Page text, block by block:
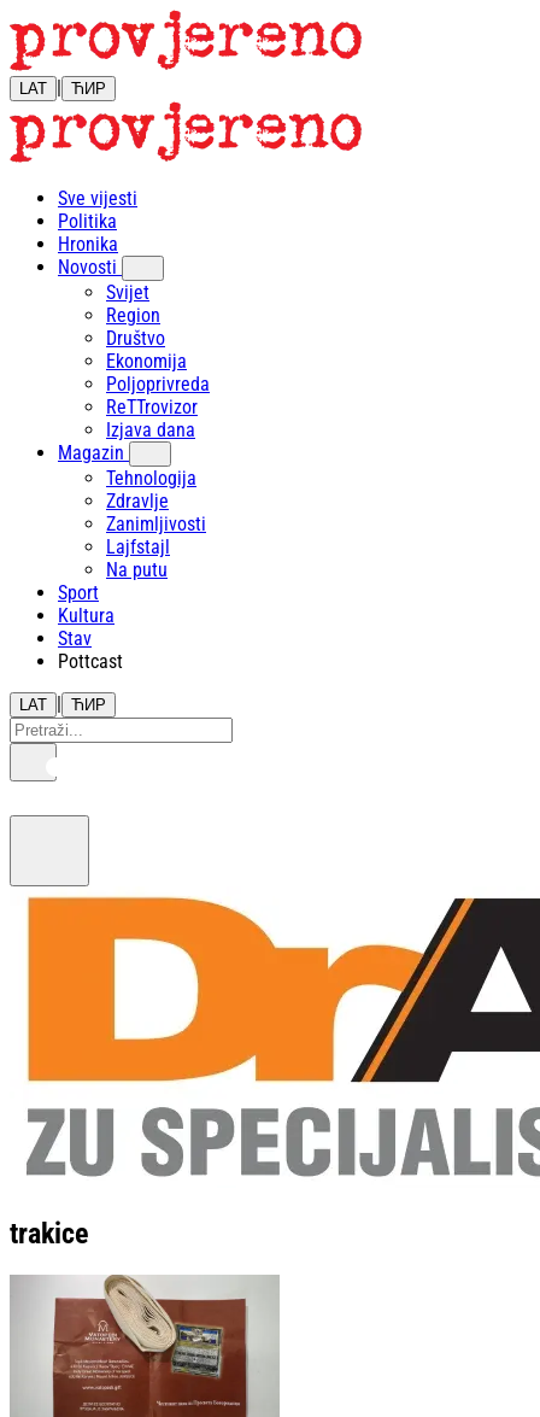
LAT | ЋИР
Sve vijesti
Politika
Hronika
Novosti
Svijet
Region
Društvo
Ekonomija
Poljoprivreda
ReTTrovizor
Izjava dana
Magazin
Tehnologija
Zdravlje
Zanimljivosti
Lajfstajl
Na putu
Sport
Kultura
Stav
Pottcast
LAT | ЋИР
trakice